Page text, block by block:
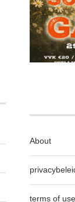
About
terms of use